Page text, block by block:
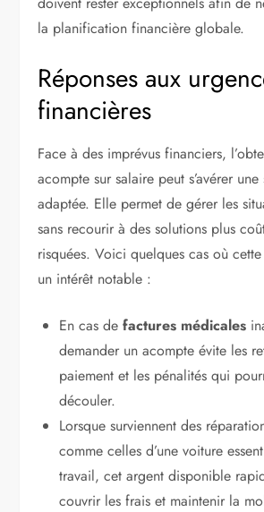
la planification financière globale.
Réponses aux
financières
Face à des imprévus financiers,
acompte sur salaire peut s’avérer
adaptée. Elle permet de gérer les
sans recourir à des solutions plus
risquées. Voici quelques cas où
un intérêt notable :
En cas defactures médicales
demander un acompte évite les
paiement et les pénalités qui
découler.
Lorsque surviennent des
comme celles d’une voiture
travail, cet argent disponible
couvrir les frais et maintenir la